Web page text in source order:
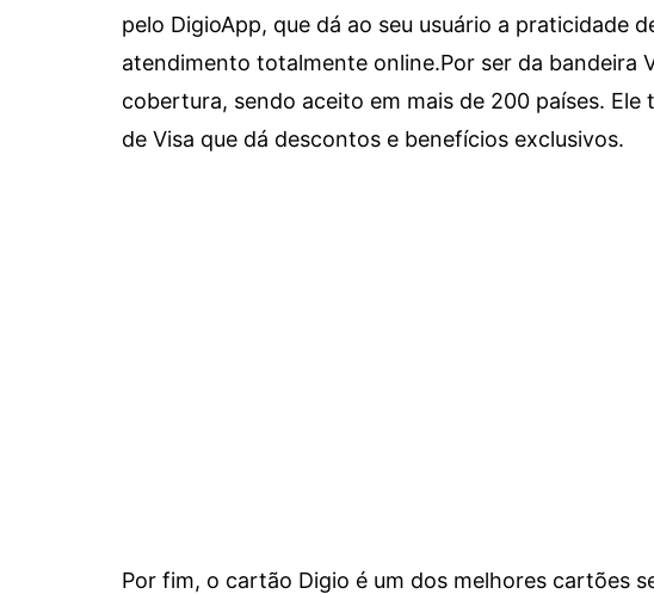
pelo DigioApp, que dá ao seu usuário a praticidade
atendimento totalmente online.Por ser da bandeira
cobertura, sendo aceito em mais de 200 países.
de Visa que dá descontos e benefícios exclusivos.
Por fim, o cartão Digio é um dos melhores cartões